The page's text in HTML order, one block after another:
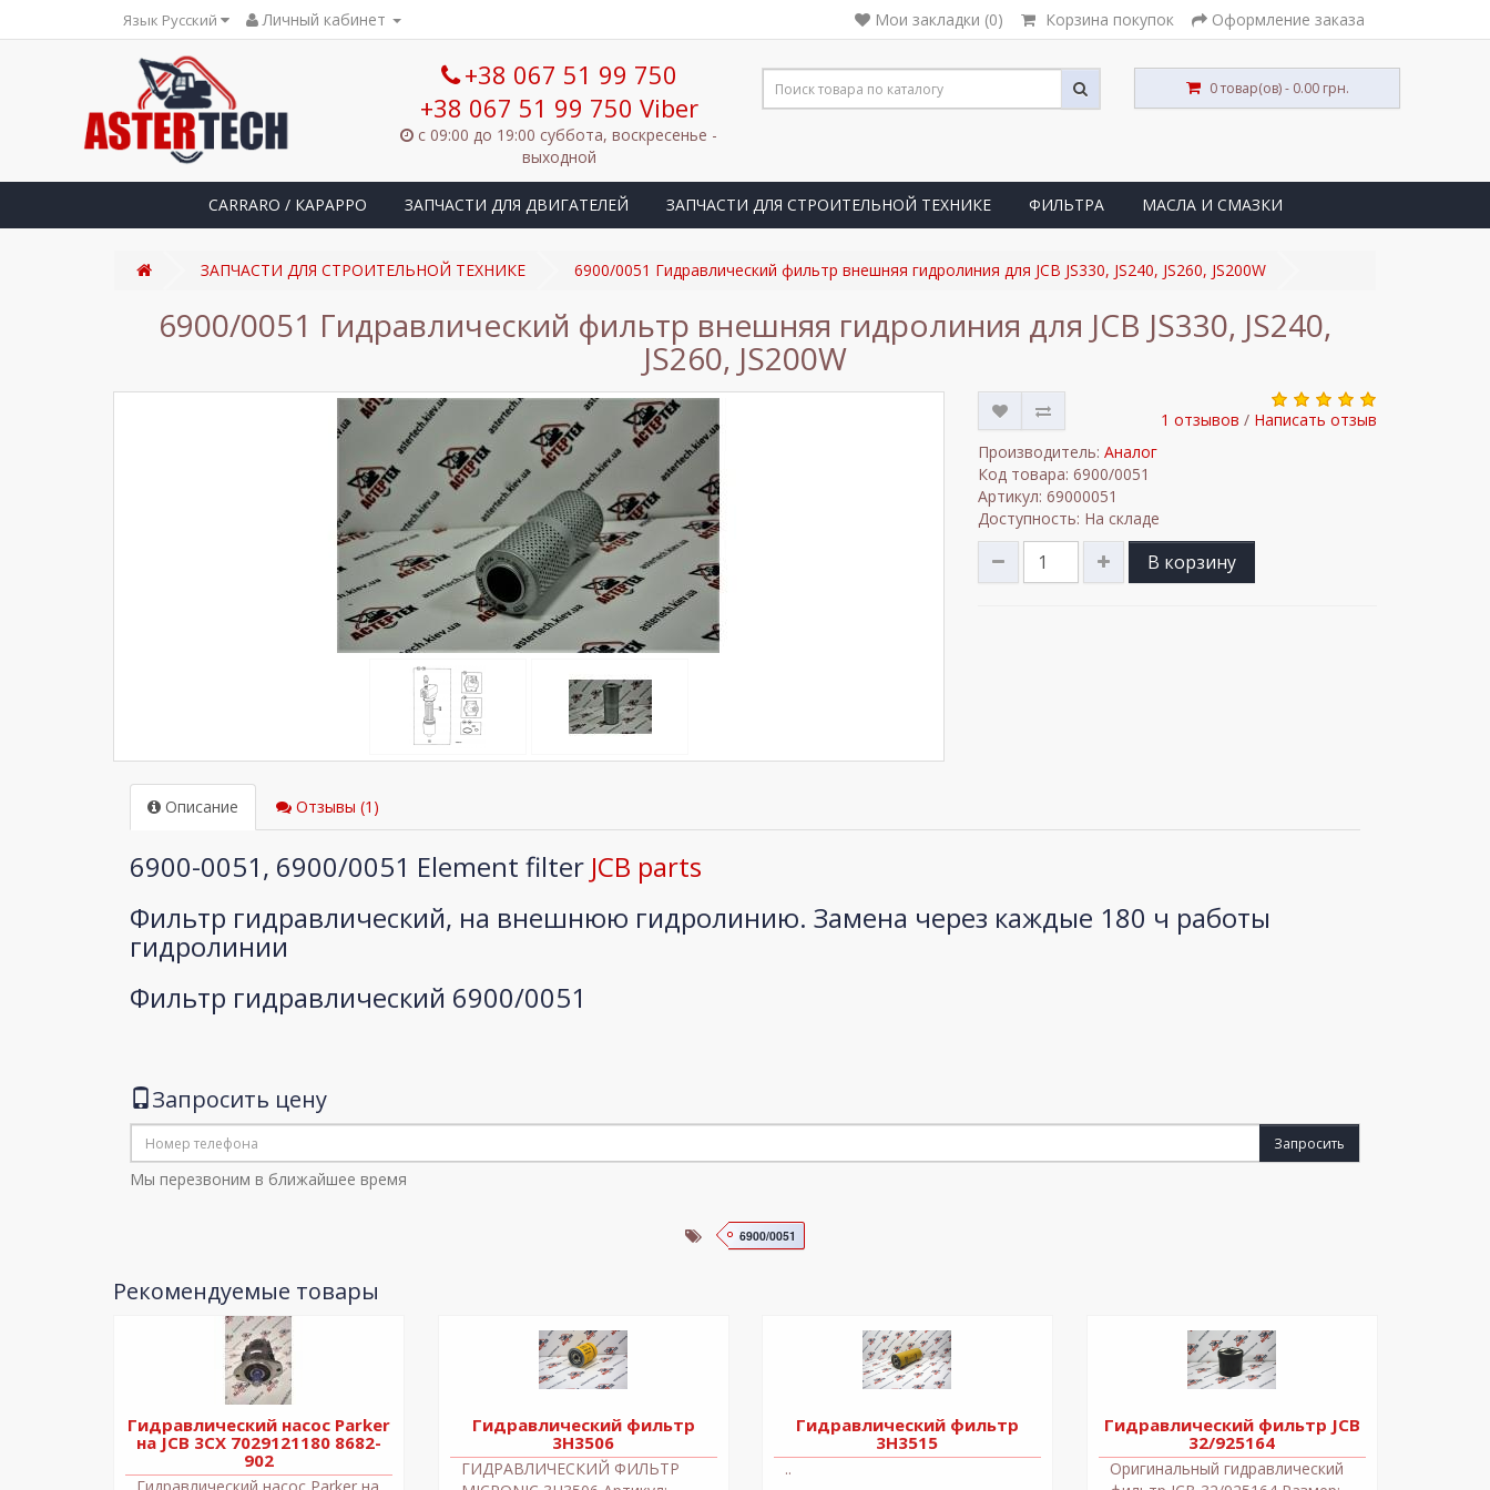
Язык Русский Личный кабинет Мои закладки (0) Корзина покупок Оформление заказа
+38 067 51 99 750
+38 067 51 99 750 Viber
с 09:00 до 19:00 суббота, воскресенье -
выходной
0 товар(ов) - 0.00 грн.
CARRARO / КАРАРРО ЗАПЧАСТИ ДЛЯ ДВИГАТЕЛЕЙ ЗАПЧАСТИ ДЛЯ СТРОИТЕЛЬНОЙ ТЕХНИКЕ ФИЛЬТРА МАСЛА И СМАЗКИ
ЗАПЧАСТИ ДЛЯ СТРОИТЕЛЬНОЙ ТЕХНИКЕ 6900/0051 Гидравлический фильтр внешняя гидролиния для JCB JS330, JS240, JS260, JS200W
6900/0051 Гидравлический фильтр внешняя гидролиния для JCB JS330, JS240,
JS260, JS200W
1 отзывов / Написать отзыв
Производитель: Аналог
Код товара: 6900/0051
Артикул: 69000051
Доступность: На складе
В корзину
Описание Отзывы (1)
6900-0051, 6900/0051 Element filter JCB parts
Фильтр гидравлический, на внешнюю гидролинию. Замена через каждые 180 ч работы
гидролинии
Фильтр гидравлический 6900/0051
Запросить цену
Запросить
Мы перезвоним в ближайшее время
6900/0051
Рекомендуемые товары
Гидравлический насос Parker
на JCB 3CX 7029121180 8682-
902
Гидравлический фильтр
3H3506
ГИДРАВЛИЧЕСКИЙ ФИЛЬТР
Гидравлический фильтр
3H3515
..
Гидравлический фильтр JCB
32/925164
Оригинальный гидравлический